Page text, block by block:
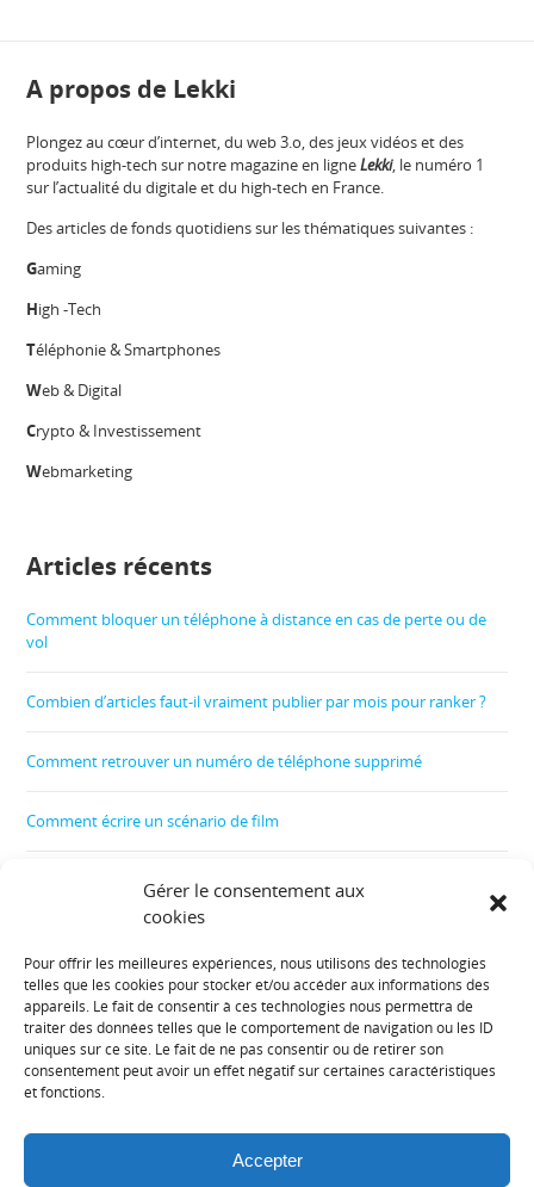
Gérer le consentement aux
cookies
Pour offrir les meilleures expériences, nous utilisons des technologies
telles que les cookies pour stocker et/ou accéder aux informations des
appareils. Le fait de consentir à ces technologies nous permettra de
traiter des données telles que le comportement de navigation ou les ID
uniques sur ce site. Le fait de ne pas consentir ou de retirer son
consentement peut avoir un effet négatif sur certaines caractéristiques
et fonctions.
Accepter
A propos de Lekki
Plongez au cœur d’internet, du web 3.o, des jeux vidéos et des
produits high-tech sur notre magazine en ligneLekki, le numéro 1
sur l’actualité du digitale et du high-tech en France.
Des articles de fonds quotidiens sur les thématiques suivantes :
Gaming
High -Tech
Téléphonie & Smartphones
Web & Digital
Crypto & Investissement
Webmarketing
Articles récents
Comment bloquer un téléphone à distance en cas de perte ou de
vol
Combien d’articles faut-il vraiment publier par mois pour ranker ?
Comment retrouver un numéro de téléphone supprimé
Comment écrire un scénario de film
Comment nettoyer son téléphone d’un virus
Informations diverses :
Plan de site